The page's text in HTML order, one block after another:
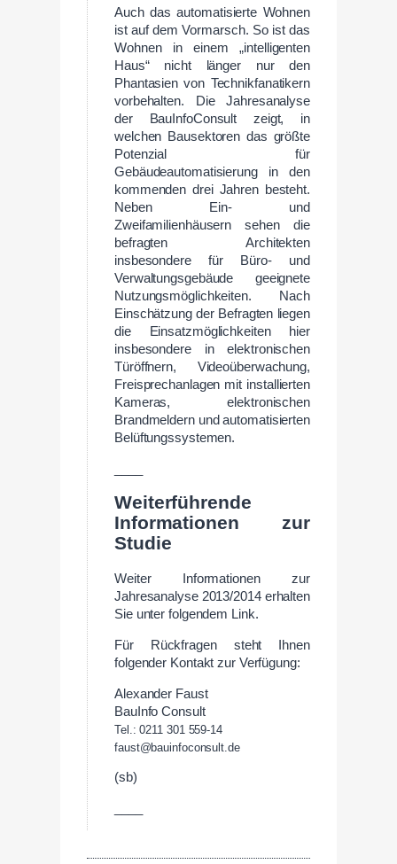
Auch das automatisierte Wohnen
ist auf dem Vormarsch. So ist das
Wohnen in einem „intelligenten
Haus“ nicht länger nur den
Phantasien von Technikfanatikern
vorbehalten. Die Jahresanalyse
der BauInfoConsult zeigt, in
welchen Bausektoren das größte
Potenzial für
Gebäudeautomatisierung in den
kommenden drei Jahren besteht.
Neben Ein- und
Zweifamilienhäusern sehen die
befragten Architekten
insbesondere für Büro- und
Verwaltungsgebäude geeignete
Nutzungsmöglichkeiten. Nach
Einschätzung der Befragten liegen
die Einsatzmöglichkeiten hier
insbesondere in elektronischen
Türöffnern, Videoüberwachung,
Freisprechanlagen mit installierten
Kameras, elektronischen
Brandmeldern und automatisierten
Belüftungssystemen.
Weiterführende
Informationen zur
Studie
Weiter Informationen zur
Jahresanalyse 2013/2014 erhalten
Sie unter folgendem Link.
Für Rückfragen steht Ihnen
folgender Kontakt zur Verfügung:
Alexander Faust
BauInfo Consult
Tel.: 0211 301 559-14
faust@bauinfoconsult.de
(sb)